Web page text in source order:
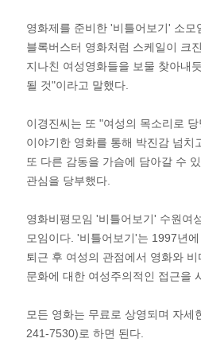
영화제를 준비한 '비틀어보기' 소모
블록버스터 영화처럼 스케일이 크
지나친 여성영화들을 보물 찾아내
될 것"이라고 말했다.
이경진씨는 또 "여성의 목소리로
이야기한 영화를 통해 박진감 넘치
또 다른 감동을 가슴에 담아갈 수
관심을 당부했다.
영화비평모임 '비틀어보기' 수원여
모임이다. '비틀어보기'는 1997년
퇴근 후 여성의 관점에서 영화와 비
문화에 대한 여성주의적인 접근을
모든 영화는 무료로 상영되며 자세
241-7530)로 하면 된다.